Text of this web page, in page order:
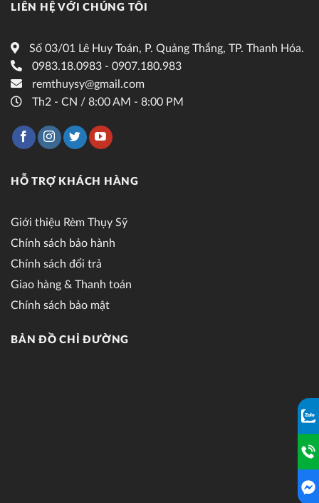
LIÊN HỆ VỚI CHÚNG TÔI
Số 03/01 Lê Huy Toán, P. Quảng Thắng, TP. Thanh Hóa.
0983.18.0983 - 0907.180.983
remthuysy@gmail.com
Th2 - CN / 8:00 AM - 8:00 PM
HỖ TRỢ KHÁCH HÀNG
Giới thiệu Rèm Thụy Sỹ
Chính sách bảo hành
Chính sách đổi trả
Giao hàng & Thanh toán
Chính sách bảo mật
BẢN ĐỒ CHỈ ĐƯỜNG